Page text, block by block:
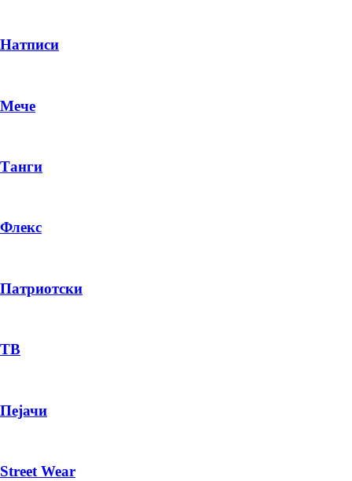
PRODUCT
ПЛАТИ ПРИ ДОСТАВА ВО КЕШ
Натписи
Мече
Танги
Флекс
Патриотски
ТВ
Пејачи
Street Wear